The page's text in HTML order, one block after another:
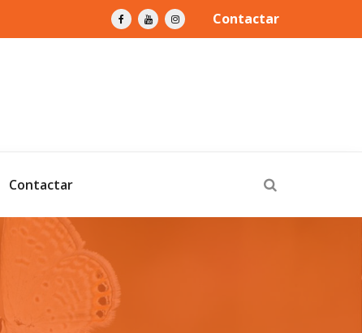
Contactar
Contactar